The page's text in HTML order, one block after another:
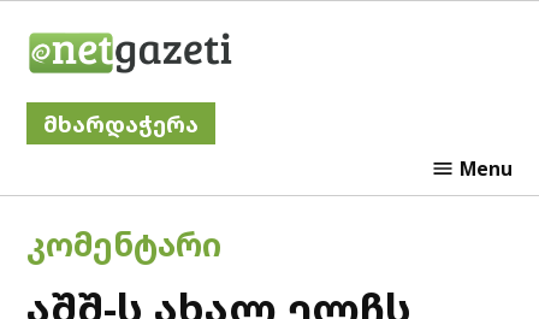
მხარდაჭერა
Menu
POSTED
IN
ᲙᲝᲛᲔᲜᲢᲐᲠᲘ
აშშ-ს ახალ ელჩს